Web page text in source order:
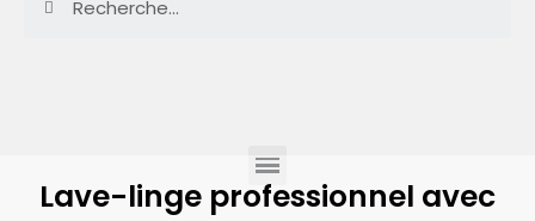
Lave-linge professionnel avec